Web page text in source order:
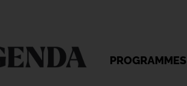
PROGRAMMES